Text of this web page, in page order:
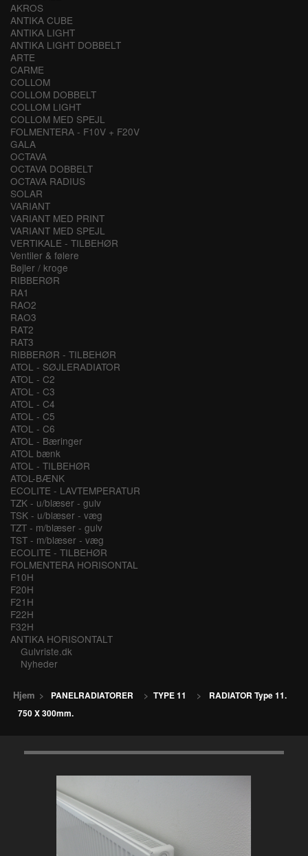
AKROS
ANTIKA CUBE
ANTIKA LIGHT
ANTIKA LIGHT DOBBELT
ARTE
CARME
COLLOM
COLLOM DOBBELT
COLLOM LIGHT
COLLOM MED SPEJL
FOLMENTERA - F10V + F20V
GALA
OCTAVA
OCTAVA DOBBELT
OCTAVA RADIUS
SOLAR
VARIANT
VARIANT MED PRINT
VARIANT MED SPEJL
VERTIKALE - TILBEHØR
Ventiler & følere
Bøjler / kroge
RIBBERØR
RA1
RAO2
RAO3
RAT2
RAT3
RIBBERØR - TILBEHØR
ATOL - SØJLERADIATOR
ATOL - C2
ATOL - C3
ATOL - C4
ATOL - C5
ATOL - C6
ATOL - Bæringer
ATOL bænk
ATOL - TILBEHØR
ATOL-BÆNK
ECOLITE - LAVTEMPERATUR
TZK - u/blæser - gulv
TSK - u/blæser - væg
TZT - m/blæser - gulv
TST - m/blæser - væg
ECOLITE - TILBEHØR
FOLMENTERA HORISONTAL
F10H
F20H
F21H
F22H
F32H
ANTIKA HORISONTALT
Gulvriste.dk
Nyheder
Hjem > PANELRADIATORER > TYPE 11 >
RADIATOR Type 11.
750 X 300mm.